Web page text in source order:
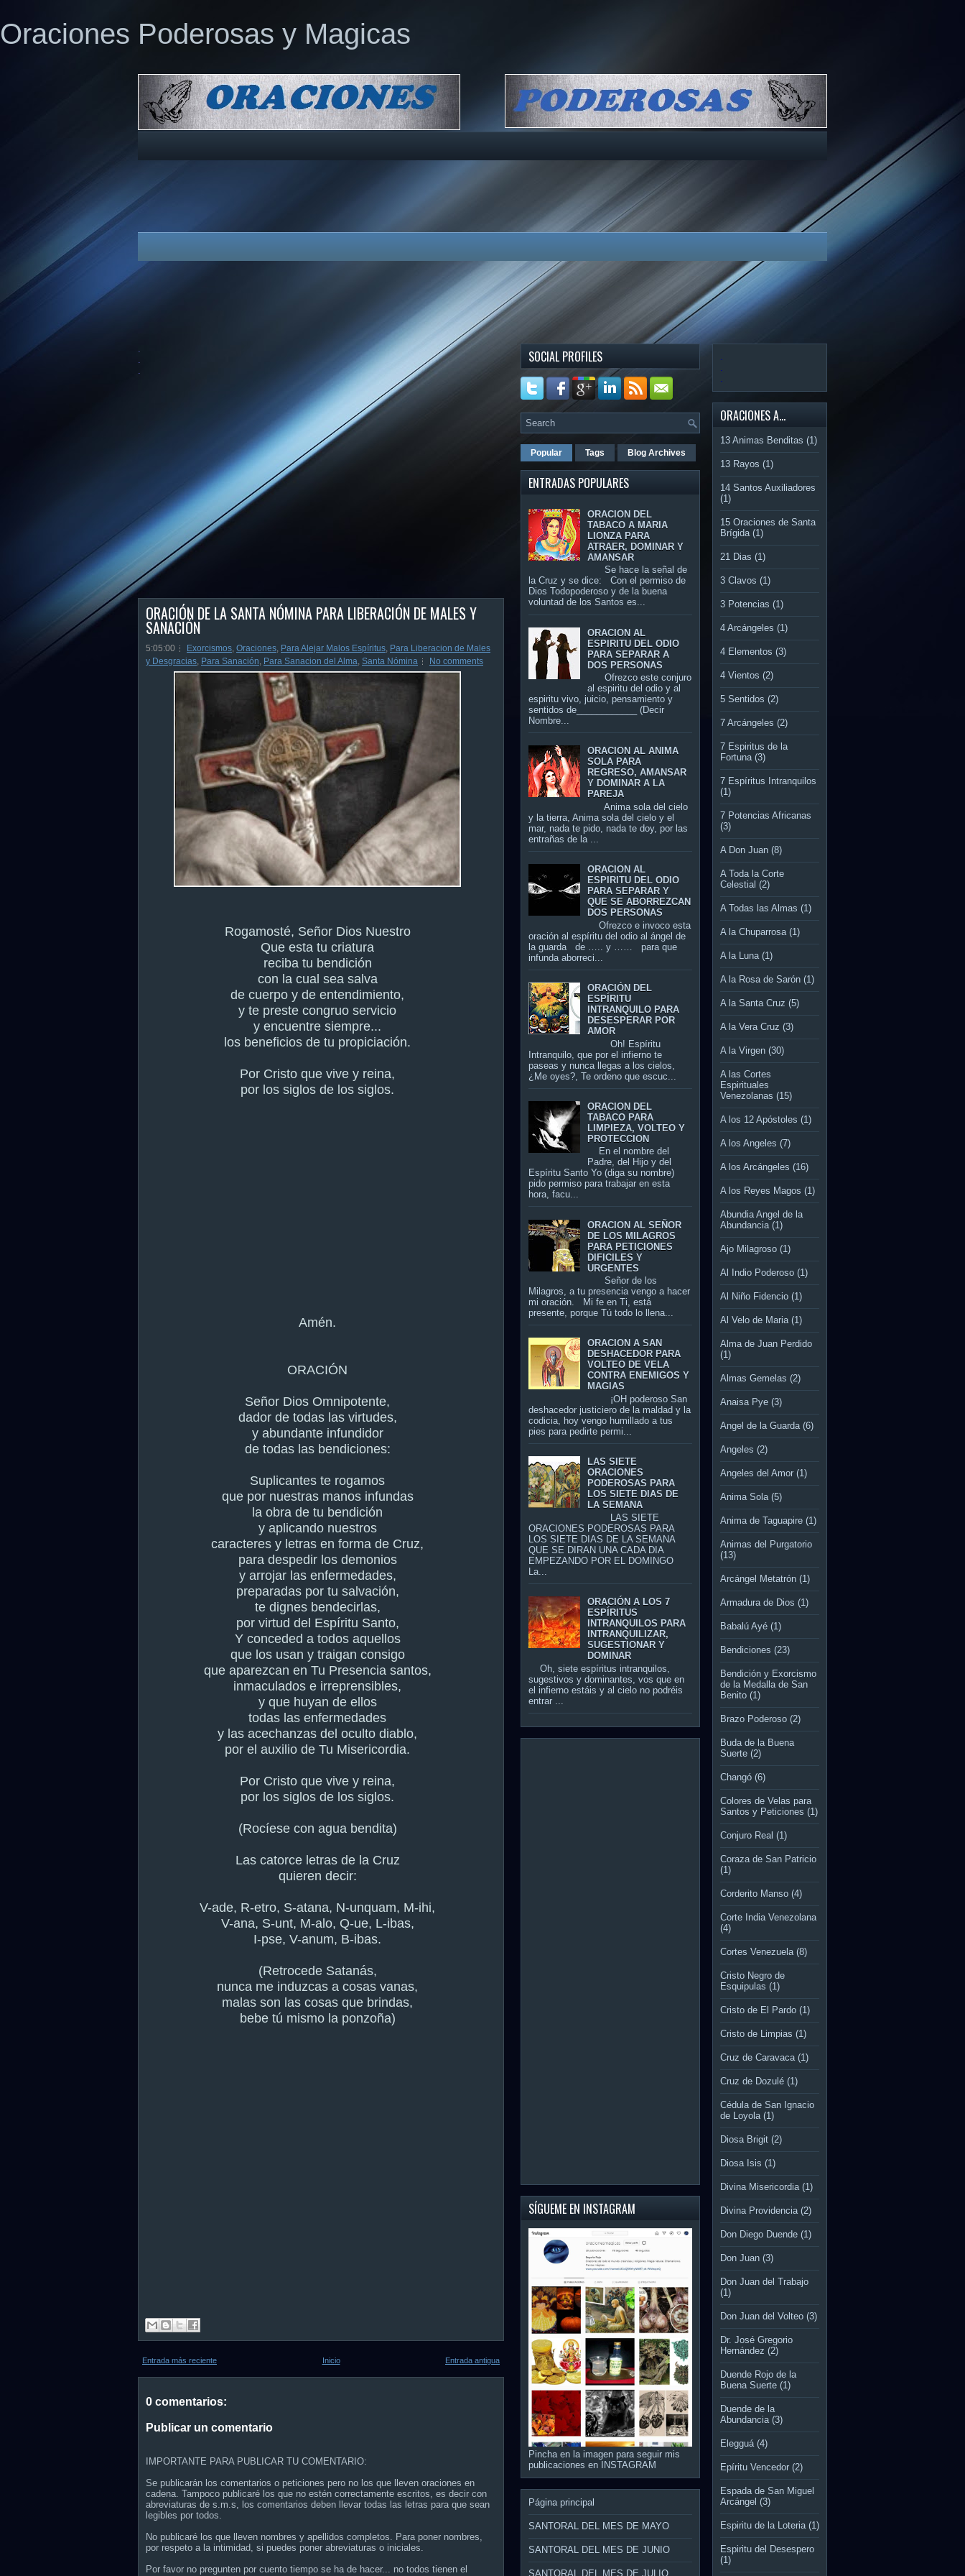
Oraciones Poderosas y Magicas
ORACIÓN DE LA SANTA NÓMINA PARA LIBERACIÓN DE MALES Y
SANACIÓN
5:05:00 Exorcismos Oraciones Para Alejar Malos Espíritus Para Liberacion de Males
y Desgracias Para Sanación Para Sanacion del Alma Santa Nómina No comments
Rogamosté, Señor Dios Nuestro
Que esta tu criatura
reciba tu bendición
con la cual sea salva
de cuerpo y de entendimiento,
y te preste congruo servicio
y encuentre siempre...
los beneficios de tu propiciación.
Por Cristo que vive y reina,
por los siglos de los siglos.
Amén.
ORACIÓN
Señor Dios Omnipotente,
dador de todas las virtudes,
y abundante infundidor
de todas las bendiciones:
Suplicantes te rogamos
que por nuestras manos infundas
la obra de tu bendición
y aplicando nuestros
caracteres y letras en forma de Cruz,
para despedir los demonios
y arrojar las enfermedades,
preparadas por tu salvación,
te dignes bendecirlas,
por virtud del Espíritu Santo,
Y conceded a todos aquellos
que los usan y traigan consigo
que aparezcan en Tu Presencia santos,
inmaculados e irreprensibles,
y que huyan de ellos
todas las enfermedades
y las acechanzas del oculto diablo,
por el auxilio de Tu Misericordia.
Por Cristo que vive y reina,
por los siglos de los siglos.
(Rocíese con agua bendita)
Las catorce letras de la Cruz
quieren decir:
V-ade, R-etro, S-atana, N-unquam, M-ihi,
V-ana, S-unt, M-alo, Q-ue, L-ibas,
I-pse, V-anum, B-ibas.
(Retrocede Satanás,
nunca me induzcas a cosas vanas,
malas son las cosas que brindas,
bebe tú mismo la ponzoña)
Entrada más reciente Entrada antigua
Inicio
0 comentarios:
Publicar un comentario
IMPORTANTE PARA PUBLICAR TU COMENTARIO:
Se publicarán los comentarios o peticiones pero no los que lleven oraciones en
cadena. Tampoco publicaré los que no estén correctamente escritos, es decir con
abreviaturas de s.m.s, los comentarios deben llevar todas las letras para que sean
legibles por todos.
No publicaré los que lleven nombres y apellidos completos. Para poner nombres,
por respeto a la intimidad, si puedes poner abreviaturas o iniciales.
Por favor no pregunten por cuento tiempo se ha de hacer... no todos tienen el
SOCIAL PROFILES
Popular Tags Blog Archives
ENTRADAS POPULARES
ORACION DEL
TABACO A MARIA
LIONZA PARA
ATRAER, DOMINAR Y
AMANSAR
Se hace la señal de
la Cruz y se dice: Con el permiso de
Dios Todopoderoso y de la buena
voluntad de los Santos es...
ORACION AL
ESPIRITU DEL ODIO
PARA SEPARAR A
DOS PERSONAS
Ofrezco este conjuro
al espiritu del odio y al
espiritu vivo, juicio, pensamiento y
sentidos de____________ (Decir
Nombre...
ORACION AL ANIMA
SOLA PARA
REGRESO, AMANSAR
Y DOMINAR A LA
PAREJA
Anima sola del cielo
y la tierra, Anima sola del cielo y el
mar, nada te pido, nada te doy, por las
entrañas de la ...
ORACION AL
ESPIRITU DEL ODIO
PARA SEPARAR Y
QUE SE ABORREZCAN
DOS PERSONAS
Ofrezco e invoco esta
oración al espíritu del odio al ángel de
la guarda de ….. y …… para que
infunda aborreci...
ORACIÓN DEL
ESPÍRITU
INTRANQUILO PARA
DESESPERAR POR
AMOR
Oh! Espíritu
Intranquilo, que por el infierno te
paseas y nunca llegas a los cielos,
¿Me oyes?, Te ordeno que escuc...
ORACION DEL
TABACO PARA
LIMPIEZA, VOLTEO Y
PROTECCION
En el nombre del
Padre, del Hijo y del
Espíritu Santo Yo (diga su nombre)
pido permiso para trabajar en esta
hora, facu...
ORACION AL SEÑOR
DE LOS MILAGROS
PARA PETICIONES
DIFICILES Y
URGENTES
Señor de los
Milagros, a tu presencia vengo a hacer
mi oración. Mi fe en Ti, está
presente, porque Tú todo lo llena...
ORACION A SAN
DESHACEDOR PARA
VOLTEO DE VELA
CONTRA ENEMIGOS Y
MAGIAS
¡OH poderoso San
deshacedor justiciero de la maldad y la
codicia, hoy vengo humillado a tus
pies para pedirte permi...
LAS SIETE
ORACIONES
PODEROSAS PARA
LOS SIETE DIAS DE
LA SEMANA
LAS SIETE
ORACIONES PODEROSAS PARA
LOS SIETE DIAS DE LA SEMANA
QUE SE DIRAN UNA CADA DIA
EMPEZANDO POR EL DOMINGO
La...
ORACIÓN A LOS 7
ESPÍRITUS
INTRANQUILOS PARA
INTRANQUILIZAR,
SUGESTIONAR Y
DOMINAR
Oh, siete espíritus intranquilos,
sugestivos y dominantes, vos que en
el infierno estáis y al cielo no podréis
entrar ...
SÍGUEME EN INSTAGRAM
Pincha en la imagen para seguir mis
publicaciones en INSTAGRAM
Página principal
SANTORAL DEL MES DE MAYO
SANTORAL DEL MES DE JUNIO
SANTORAL DEL MES DE JULIO
ORACIONES A...
13 Animas Benditas (1)
13 Rayos (1)
14 Santos Auxiliadores
(1)
15 Oraciones de Santa
Brígida (1)
21 Dias (1)
3 Clavos (1)
3 Potencias (1)
4 Arcángeles (1)
4 Elementos (3)
4 Vientos (2)
5 Sentidos (2)
7 Arcángeles (2)
7 Espiritus de la
Fortuna (3)
7 Espíritus Intranquilos
(1)
7 Potencias Africanas
(3)
A Don Juan (8)
A Toda la Corte
Celestial (2)
A Todas las Almas (1)
A la Chuparrosa (1)
A la Luna (1)
A la Rosa de Sarón (1)
A la Santa Cruz (5)
A la Vera Cruz (3)
A la Virgen (30)
A las Cortes
Espirituales
Venezolanas (15)
A los 12 Apóstoles (1)
A los Angeles (7)
A los Arcángeles (16)
A los Reyes Magos (1)
Abundia Angel de la
Abundancia (1)
Ajo Milagroso (1)
Al Indio Poderoso (1)
Al Niño Fidencio (1)
Al Velo de Maria (1)
Alma de Juan Perdido
(1)
Almas Gemelas (2)
Anaisa Pye (3)
Angel de la Guarda (6)
Angeles (2)
Angeles del Amor (1)
Anima Sola (5)
Anima de Taguapire (1)
Animas del Purgatorio
(13)
Arcángel Metatrón (1)
Armadura de Dios (1)
Babalú Ayé (1)
Bendiciones (23)
Bendición y Exorcismo
de la Medalla de San
Benito (1)
Brazo Poderoso (2)
Buda de la Buena
Suerte (2)
Changó (6)
Colores de Velas para
Santos y Peticiones (1)
Conjuro Real (1)
Coraza de San Patricio
(1)
Corderito Manso (4)
Corte India Venezolana
(4)
Cortes Venezuela (8)
Cristo Negro de
Esquipulas (1)
Cristo de El Pardo (1)
Cristo de Limpias (1)
Cruz de Caravaca (1)
Cruz de Dozulé (1)
Cédula de San Ignacio
de Loyola (1)
Diosa Brigit (2)
Diosa Isis (1)
Divina Misericordia (1)
Divina Providencia (2)
Don Diego Duende (1)
Don Juan (3)
Don Juan del Trabajo
(1)
Don Juan del Volteo (3)
Dr. José Gregorio
Hernández (2)
Duende Rojo de la
Buena Suerte (1)
Duende de la
Abundancia (3)
Elegguá (4)
Epíritu Vencedor (2)
Espada de San Miguel
Arcángel (3)
Espiritu de la Loteria (1)
Espiritu del Desespero
(1)